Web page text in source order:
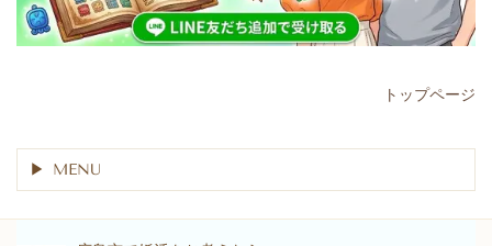
トップページ
MENU